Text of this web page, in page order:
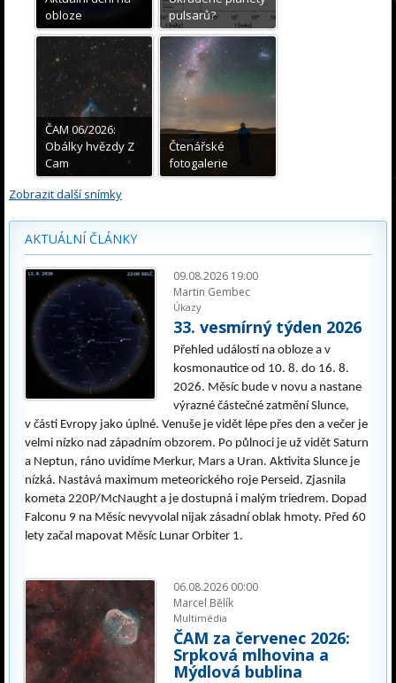
obloze
pulsarů?
ČAM 06/2026:
Obálky hvězdy Z
Cam
Čtenářské
fotogalerie
Zobrazit další snímky
AKTUÁLNÍ ČLÁNKY
09.08.2026 19:00
Martin Gembec
Úkazy
33. vesmírný týden 2026
Přehled událostí na obloze a v
kosmonautice od 10. 8. do 16. 8.
2026. Měsíc bude v novu a nastane
výrazné částečné zatmění Slunce,
v části Evropy jako úplné. Venuše je vidět lépe přes den a večer je
velmi nízko nad západním obzorem. Po půlnoci je už vidět Saturn
a Neptun, ráno uvidíme Merkur, Mars a Uran. Aktivita Slunce je
nízká. Nastává maximum meteorického roje Perseid. Zjasnila
kometa 220P/McNaught a je dostupná i malým triedrem. Dopad
Falconu 9 na Měsíc nevyvolal nijak zásadní oblak hmoty. Před 60
lety začal mapovat Měsíc Lunar Orbiter 1.
06.08.2026 00:00
Marcel Bělík
Multimédia
ČAM za červenec 2026:
Srpková mlhovina a
Mýdlová bublina